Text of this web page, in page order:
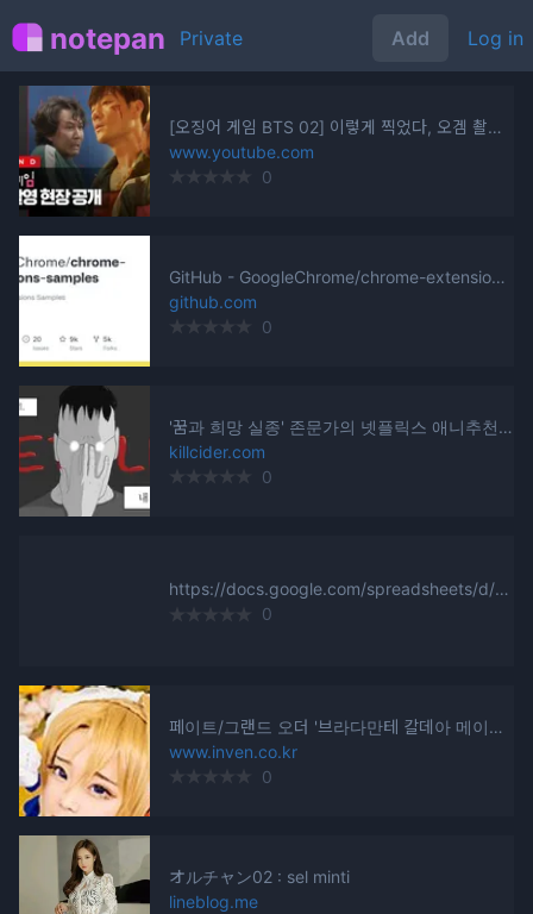
notepan Private Add Log in
[오징어 게임 BTS 02] 이렇게 찍었다, 오겜 촬영 현장 비하인드 공개! | 오징어 게임 | 넷플릭스
www.youtube.com
0
GitHub - GoogleChrome/chrome-extensions-samples: Chrome Extensions Samples
github.com
0
'꿈과 희망 실종' 존문가의 넷플릭스 애니추천 20선 추가 배포
killcider.com
0
https://docs.google.com/spreadsheets/d/1oVDb8ZAQrofGBMwdOSFOVDWTZgW_FAYYwSmDutSxZVw/edit#gid=1341396518
0
페이트/그랜드 오더 '브라다만테 칼데아 메이드' 코스프레 - 인벤 코스프레 갤러리
www.inven.co.kr
0
オルチャン02 : sel minti
lineblog.me